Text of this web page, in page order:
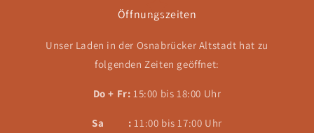
Öffnungszeiten
Unser Laden in der Osnabrücker Altstadt hat zu
folgenden Zeiten geöffnet:
Do + Fr: 15:00 bis 18:00 Uhr
Sa :11:00 bis 17:00 Uhr